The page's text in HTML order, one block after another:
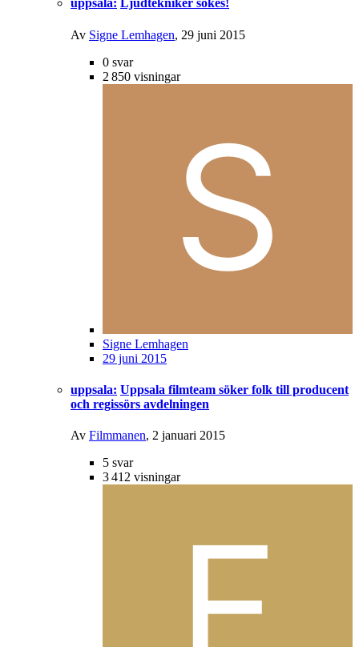
uppsala: Ljudtekniker sökes!
Av Signe Lemhagen, 29 juni 2015
0 svar
2 850 visningar
Signe Lemhagen
29 juni 2015
uppsala: Uppsala filmteam söker folk till producent
och regissörs avdelningen
Av Filmmanen, 2 januari 2015
5 svar
3 412 visningar